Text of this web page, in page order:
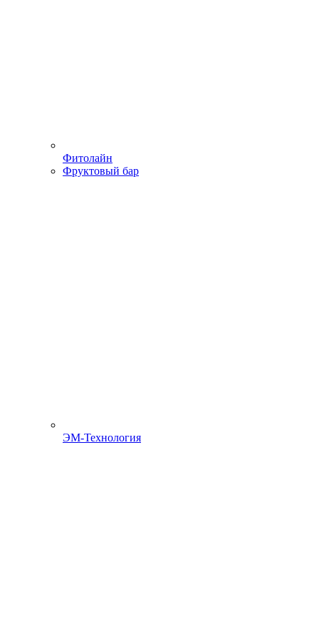
Фитолайн
Фруктовый бар
ЭМ-Технология